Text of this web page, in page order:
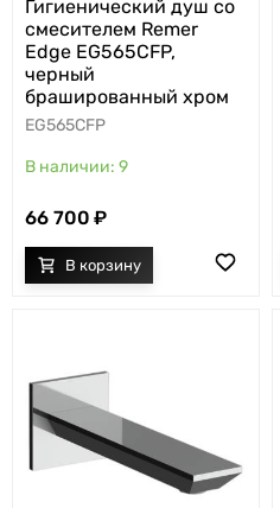
Гигиенический душ со
смесителем Remer
Edge EG565CFP,
черный
брашированный хром
EG565CFP
9
66 700